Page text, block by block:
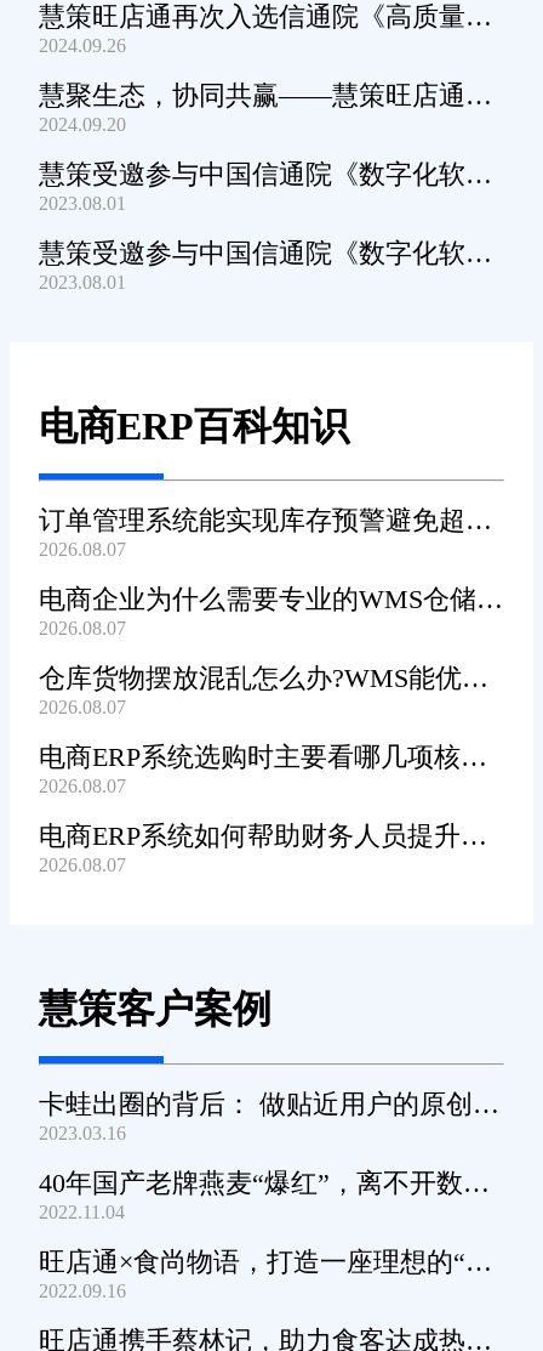
慧策旺店通再次入选信通院《高质量数
字化转型产品及服务全景图》
2024.09.26
慧聚生态，协同共赢——慧策旺店通生
态交流会深圳站圆满举办
2024.09.20
慧策受邀参与中国信通院《数字化软件
产品及服务能力》规范编制工作
2023.08.01
慧策受邀参与中国信通院《数字化软件
产品及服务能力》规范编制工作
2023.08.01
电商ERP百科知识
订单管理系统能实现库存预警避免超卖
吗?
2026.08.07
电商企业为什么需要专业的WMS仓储管
理系统?
2026.08.07
仓库货物摆放混乱怎么办?WMS能优化
货位吗?
2026.08.07
电商ERP系统选购时主要看哪几项核心
功能?
2026.08.07
电商ERP系统如何帮助财务人员提升对
账工作效率?
2026.08.07
慧策客户案例
卡蛙出圈的背后： 做贴近用户的原创小
家电
2023.03.16
40年国产老牌燕麦“爆红”，离不开数字
化工具的支撑
2022.11.04
旺店通×食尚物语，打造一座理想的“零
食王国”
2022.09.16
旺店通携手蔡林记，助力食客达成热干